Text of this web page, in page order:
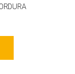
₽